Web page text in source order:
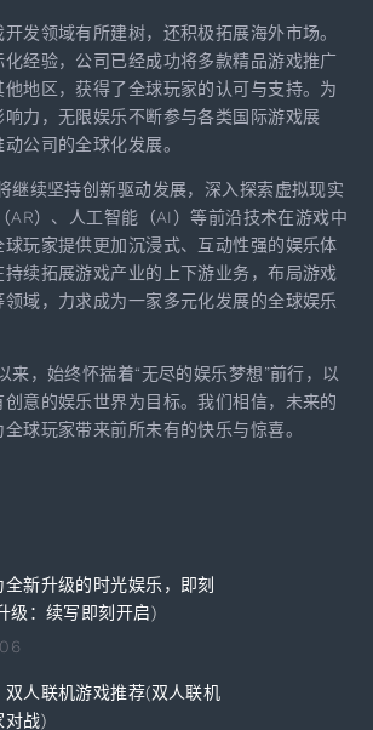
发领域有所建树，还积极拓展海外市场。
经验，公司已经成功将多款精品游戏推广
地区，获得了全球玩家的认可与支持。为
力，无限娱乐不断参与各类国际游戏展
公司的全球化发展。
继续坚持创新驱动发展，深入探索虚拟现实
AR）、人工智能（AI）等前沿技术在游戏中
玩家提供更加沉浸式、互动性强的娱乐体
续拓展游戏产业的上下游业务，布局游戏
域，力求成为一家多元化发展的全球娱乐
来，始终怀揣着“无尽的娱乐梦想”前行，以
意的娱乐世界为目标。我们相信，未来的
球玩家带来前所未有的快乐与惊喜。
新升级的时光娱乐，即刻
级：续写即刻开启)
人联机游戏推荐(双人联机
对战)